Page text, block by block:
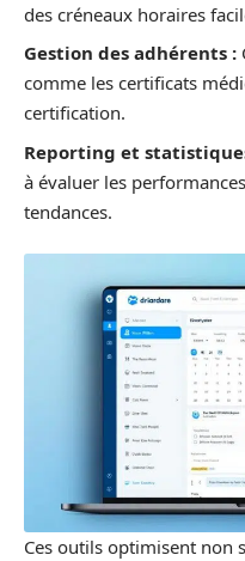
des créneaux horaires
Gestion des adhérents :
comme les certificats
certification.
Reporting et
à évaluer les
tendances.
Ces outils optimisent non